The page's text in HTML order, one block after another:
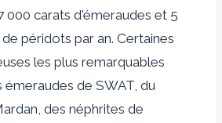
000 carats d'émeraudes et 5
péridots par an. Certaines
les plus remarquables
de SWAT, du
des néphrites de